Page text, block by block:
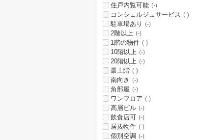
住戸内覧可能 (-)
コンシェルジュサービス (-)
駐車場あり (-)
2階以上 (-)
1階の物件 (-)
10階以上 (-)
20階以上 (-)
最上階 (-)
南向き (-)
角部屋 (-)
ワンフロア (-)
高層ビル (-)
飲食店可 (-)
居抜物件 (-)
個別空調 (-)